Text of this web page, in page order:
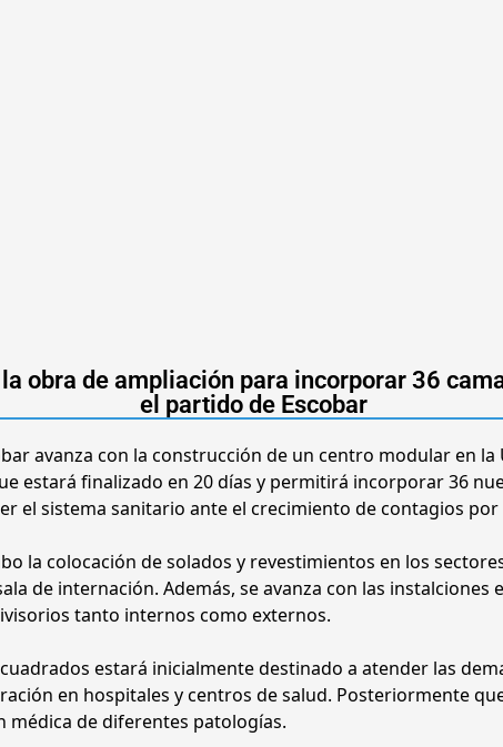
la obra de ampliación para incorporar 36
el partido de Escobar
avanza con la construcción de un centro modular en
estará finalizado en 20 días y permitirá incorporar 36
el sistema sanitario ante el crecimiento de contagios por
la colocación de solados y revestimientos en los
de internación. Además, se avanza con las instalciones
tanto internos como externos.
estará inicialmente destinado a atender las
en hospitales y centros de salud. Posteriormente
médica de diferentes patologías.